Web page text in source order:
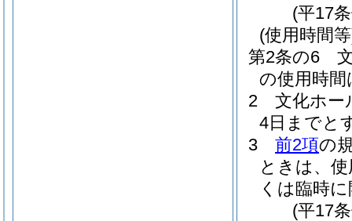
(平17
(使用時間
第2条の6
の使用時
2
文化ホー
4日までと
3
前2項の
ときは、
くは臨時
(平17